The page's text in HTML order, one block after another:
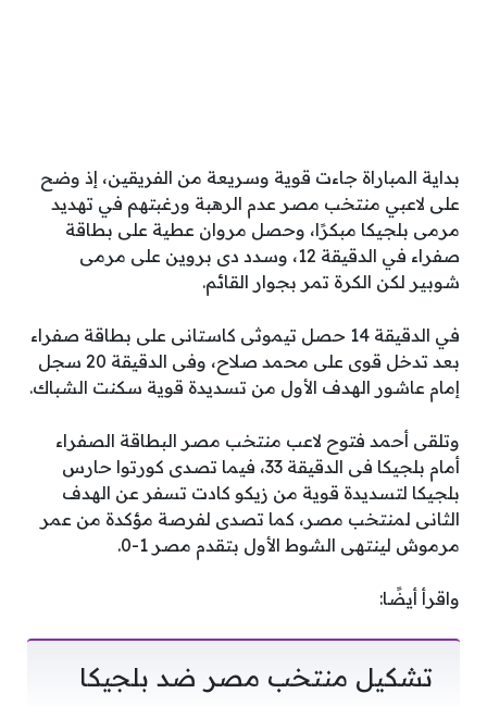
بداية المباراة جاءت قوية وسريعة من الفريقين، إذ وضح
على لاعبي منتخب مصر عدم الرهبة ورغبتهم في تهديد
مرمى بلجيكا مبكرًا، وحصل مروان عطية على بطاقة
صفراء في الدقيقة 12، وسدد دى بروين على مرمى
شوبير لكن الكرة تمر بجوار القائم.
في الدقيقة 14 حصل تيموثى كاستانى على بطاقة صفراء
بعد تدخل قوى على محمد صلاح، وفى الدقيقة 20 سجل
إمام عاشور الهدف الأول من تسديدة قوية سكنت الشباك.
وتلقى أحمد فتوح لاعب منتخب مصر البطاقة الصفراء
أمام بلجيكا فى الدقيقة 33، فيما تصدى كورتوا حارس
بلجيكا لتسديدة قوية من زيكو كادت تسفر عن الهدف
الثانى لمنتخب مصر، كما تصدى لفرصة مؤكدة من عمر
مرموش لينتهى الشوط الأول بتقدم مصر 1-0.
واقرأ أيضًا:
تشكيل منتخب مصر ضد بلجيكا